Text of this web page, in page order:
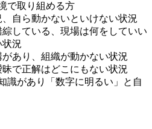
で取り組める方
自ら動かないといけない状況
している、現場は何をしていい
状況
あり、組織が動かない状況
で正解はどこにもない状況
識があり「数字に明るい」と自